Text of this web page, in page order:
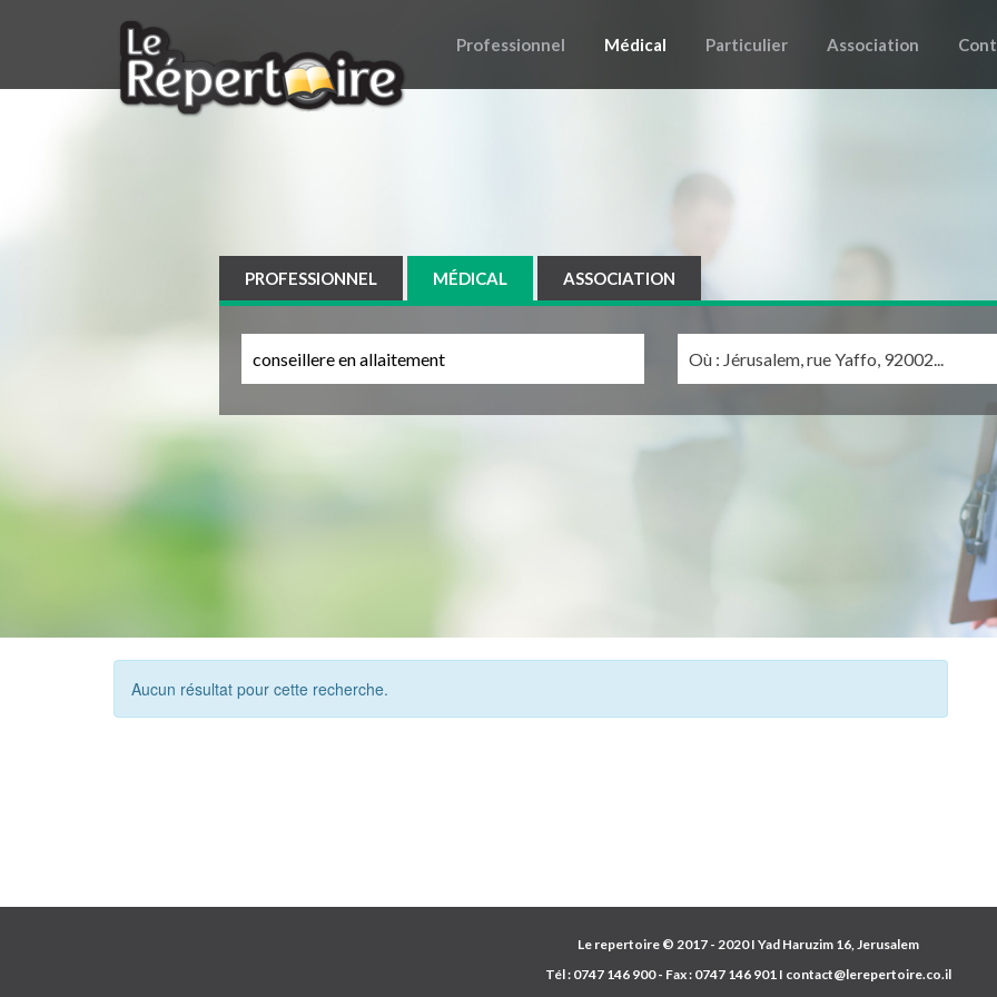
Professionnel Médical Particulier Association
PROFESSIONNEL MÉDICAL ASSOCIATION
Aucun résultat pour cette recherche.
Le repertoire © 2017 - 2020 I Yad Haruzim 16, Jerusalem
Tél : 0747 146 900- Fax : 0747 146 901I contact@lerepertoire.co.il